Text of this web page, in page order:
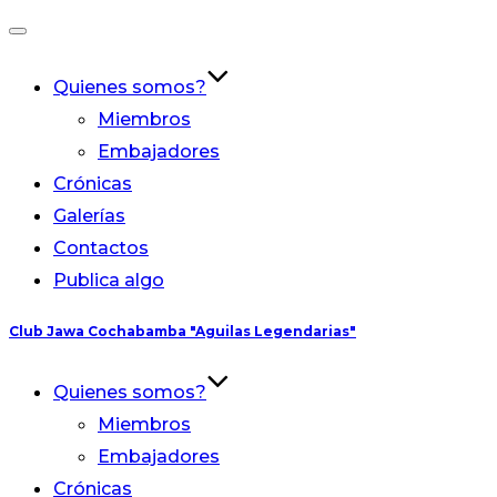
navegación
Quienes somos?
Miembros
Embajadores
Crónicas
Galerías
Contactos
Publica algo
Saltar
contenido
Club Jawa Cochabamba "Aguilas Legendarias"
Quienes somos?
Miembros
Embajadores
Crónicas